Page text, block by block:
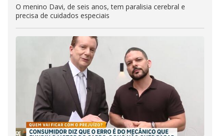
O menino Davi, de seis anos, tem paralisia cerebral e
precisa de cuidados especiais